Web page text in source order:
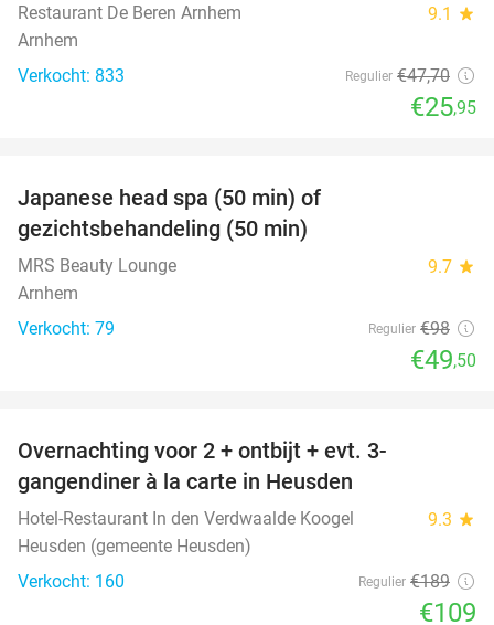
Restaurant De Beren Arnhem 9.1 star
Arnhem
Verkocht: 833
Regulier €47,70
€25,95
Japanese head spa (50 min) of
gezichtsbehandeling (50 min)
MRS Beauty Lounge 9.7 star
Arnhem
Verkocht: 79
Regulier €98
€49,50
Overnachting voor 2 + ontbijt + evt. 3-
gangendiner à la carte in Heusden
Hotel-Restaurant In den Verdwaalde Koogel 9.3 star
Heusden (gemeente Heusden)
Verkocht: 160
Regulier €189
€109